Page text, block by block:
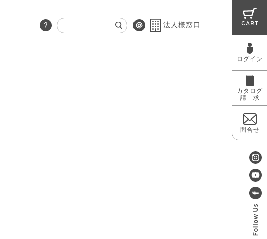
法人様窓口 CART
ログイン
カタログ
請 求
問合せ